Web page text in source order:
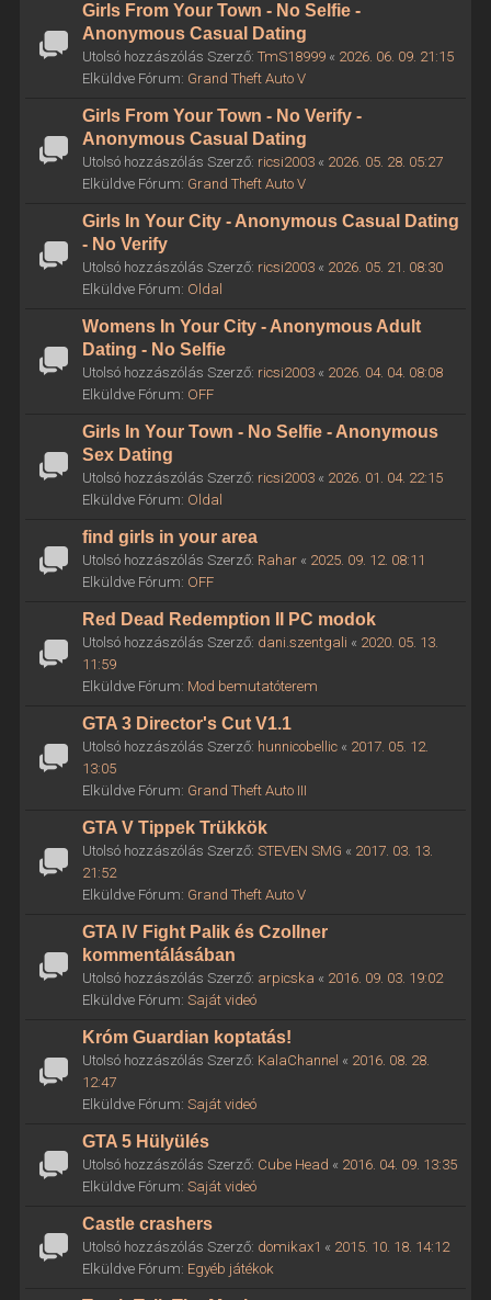
Girls From Your Town - No Selfie -
Anonymous Casual Dating
Utolsó hozzászólás Szerző: TmS18999« 2026. 06. 09. 21:15
Elküldve Fórum: Grand Theft Auto V
Girls From Your Town - No Verify -
Anonymous Casual Dating
Utolsó hozzászólás Szerző: ricsi2003« 2026. 05. 28. 05:27
Elküldve Fórum: Grand Theft Auto V
Girls In Your City - Anonymous Casual Dating
- No Verify
Utolsó hozzászólás Szerző: ricsi2003« 2026. 05. 21. 08:30
Elküldve Fórum: Oldal
Womens In Your City - Anonymous Adult
Dating - No Selfie
Utolsó hozzászólás Szerző: ricsi2003« 2026. 04. 04. 08:08
Elküldve Fórum: OFF
Girls In Your Town - No Selfie - Anonymous
Sex Dating
Utolsó hozzászólás Szerző: ricsi2003« 2026. 01. 04. 22:15
Elküldve Fórum: Oldal
find girls in your area
Utolsó hozzászólás Szerző: Rahar« 2025. 09. 12. 08:11
Elküldve Fórum: OFF
Red Dead Redemption II PC modok
Utolsó hozzászólás Szerző: dani.szentgali « 2020. 05. 13.
11:59
Elküldve Fórum: Mod bemutatóterem
GTA 3 Director's Cut V1.1
Utolsó hozzászólás Szerző: hunnicobellic« 2017. 05. 12.
13:05
Elküldve Fórum: Grand Theft Auto III
GTA V Tippek Trükkök
Utolsó hozzászólás Szerző: STEVEN SMG « 2017. 03. 13.
21:52
Elküldve Fórum: Grand Theft Auto V
GTA IV Fight Palik és Czollner
kommentálásában
Utolsó hozzászólás Szerző: arpicska « 2016. 09. 03. 19:02
Elküldve Fórum: Saját videó
Króm Guardian koptatás!
Utolsó hozzászólás Szerző: KalaChannel « 2016. 08. 28.
12:47
Elküldve Fórum: Saját videó
GTA 5 Hülyülés
Utolsó hozzászólás Szerző: Cube Head « 2016. 04. 09. 13:35
Elküldve Fórum: Saját videó
Castle crashers
Utolsó hozzászólás Szerző: domikax1 « 2015. 10. 18. 14:12
Elküldve Fórum: Egyéb játékok